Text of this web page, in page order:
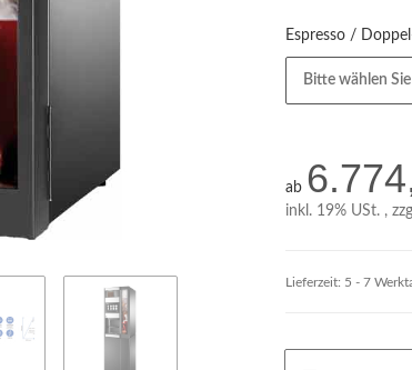
Espresso /
Bitte wählen
ab
inkl. 19% USt. ,
Lieferzeit: 5 - 7